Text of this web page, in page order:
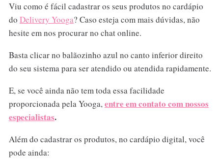
Viu como é fácil cadastrar os seus produtos no cardápio
do Delivery Yooga? Caso esteja com mais dúvidas, não
hesite em nos procurar no chat online.
Basta clicar no balãozinho azul no canto inferior direito
do seu sistema para ser atendido ou atendida rapidamente.
E, se você ainda não tem toda essa facilidade
proporcionada pela Yooga,entre em contato com nossos
especialistas.
Além do cadastrar os produtos, no cardápio digital, você
pode ainda: